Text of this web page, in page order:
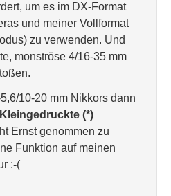
um es im DX-Format
und meiner Vollformat
zu verwenden. Und
monströse 4/16-35 mm
10-20 mm Nikkors dann
Kleingedruckte (*)
Ernst genommen zu
Funktion auf meinen
:-(